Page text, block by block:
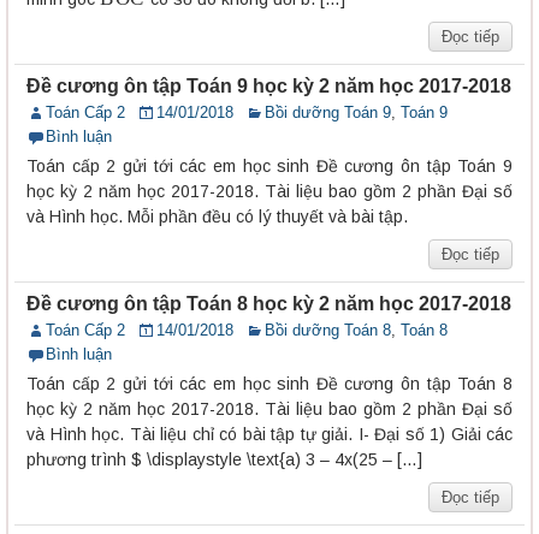
Đọc tiếp
Đề cương ôn tập Toán 9 học kỳ 2 năm học 2017-2018
Toán Cấp 2 14/01/2018 Bồi dưỡng Toán 9 Toán 9
Bình luận
Toán cấp 2 gửi tới các em học sinh Đề cương ôn tập Toán 9
học kỳ 2 năm học 2017-2018. Tài liệu bao gồm 2 phần Đại số
và Hình học. Mỗi phần đều có lý thuyết và bài tập.
Đọc tiếp
Đề cương ôn tập Toán 8 học kỳ 2 năm học 2017-2018
Toán Cấp 2 14/01/2018 Bồi dưỡng Toán 8 Toán 8
Bình luận
Toán cấp 2 gửi tới các em học sinh Đề cương ôn tập Toán 8
học kỳ 2 năm học 2017-2018. Tài liệu bao gồm 2 phần Đại số
và Hình học. Tài liệu chỉ có bài tập tự giải. I- Đại số 1) Giải các
phương trình $ \displaystyle \text{a) 3 – 4x(25 – […]
Đọc tiếp